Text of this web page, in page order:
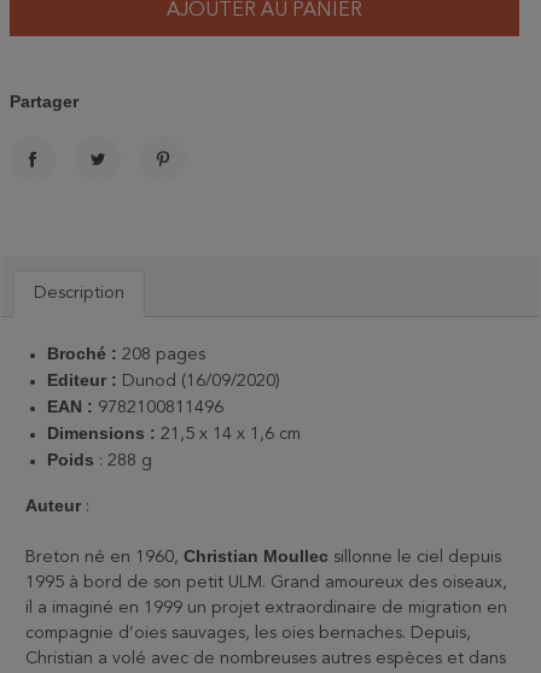
AJOUTER AU PANIER
Partager
Description
Broché : 208 pages
Editeur : Dunod (16/09/2020)
EAN : 9782100811496
Dimensions : 21,5 x 14 x 1,6 cm
Poids : 288 g
Auteur :
Breton né en 1960, Christian Moullec sillonne le ciel depuis
1995 à bord de son petit ULM. Grand amoureux des oiseaux,
il a imaginé en 1999 un projet extraordinaire de migration en
compagnie d’oies sauvages, les oies bernaches. Depuis,
Christian a volé avec de nombreuses autres espèces et dans